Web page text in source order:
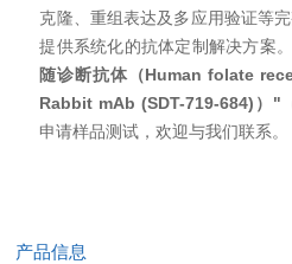
克隆、重组表达及多应用验证等
提供系统化的抗体定制解决方案
随诊断抗体（Human folate
Rabbit mAb (SDT-719-684)）"
申请样品测试，欢迎与我们联系。
产品信息